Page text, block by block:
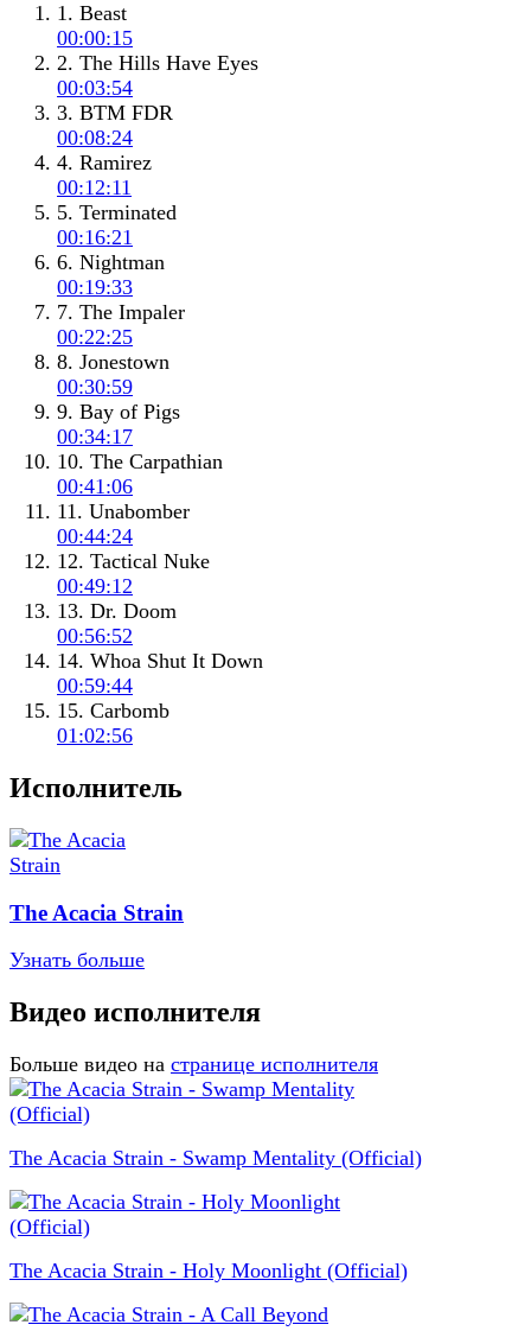
1. Beast
00:00:15
2. The Hills Have Eyes
00:03:54
3. BTM FDR
00:08:24
4. Ramirez
00:12:11
5. Terminated
00:16:21
6. Nightman
00:19:33
7. The Impaler
00:22:25
8. Jonestown
00:30:59
9. Bay of Pigs
00:34:17
10. The Carpathian
00:41:06
11. Unabomber
00:44:24
12. Tactical Nuke
00:49:12
13. Dr. Doom
00:56:52
14. Whoa Shut It Down
00:59:44
15. Carbomb
01:02:56
Исполнитель
The Acacia Strain
Узнать больше
Видео исполнителя
Больше видео на странице исполнителя
The Acacia Strain - Swamp Mentality (Official)
The Acacia Strain - Holy Moonlight (Official)